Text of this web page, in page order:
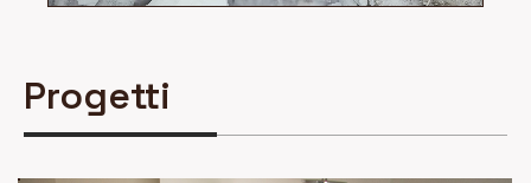
Progetti